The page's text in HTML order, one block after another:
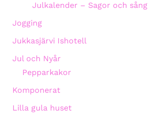
Julkalender – Sagor och sång
Jogging
Jukkasjärvi Ishotell
Jul och Nyår
Pepparkakor
Komponerat
Lilla gula huset